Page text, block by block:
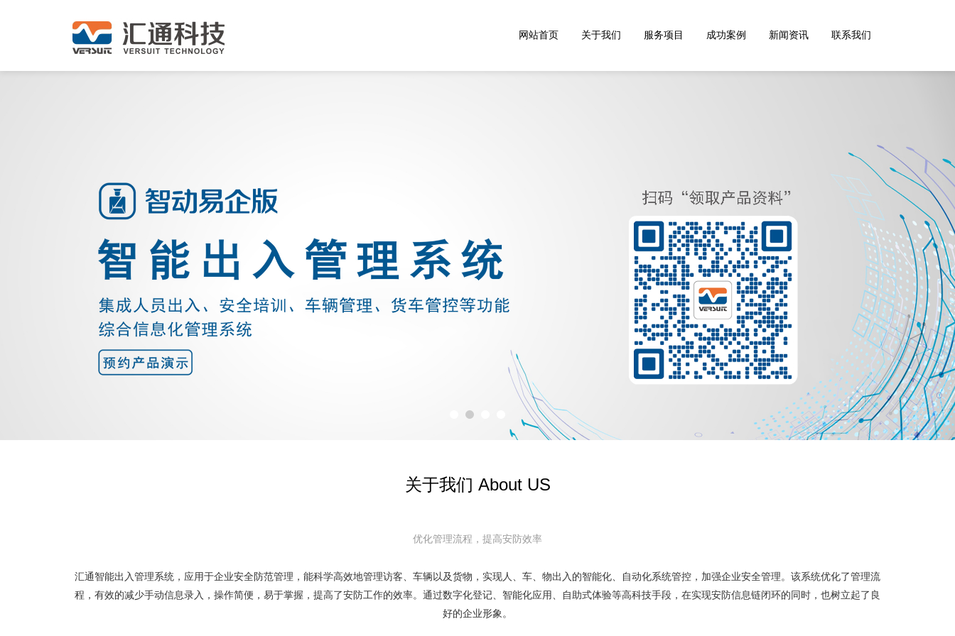
网站首页 关于我们 服务项目 成功案例 新闻资讯 联系我们
关于我们 About US
优化管理流程，提高安防效率
汇通智能出入管理系统，应用于企业安全防范管理，能科学高效地管理访客、车辆以及货物，实现人、车、物出入的智能化、自动化系统管控，加强企业安全管理。该系统优化了管理流
程，有效的减少手动信息录入，操作简便，易于掌握，提高了安防工作的效率。通过数字化登记、智能化应用、自助式体验等高科技手段，在实现安防信息链闭环的同时，也树立起了良
好的企业形象。